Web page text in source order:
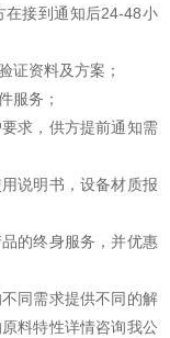
在接到通知后24-48小
证资料及方案；
服务；
求，供方提前通知需
说明书，设备材质报
的终身服务，并优惠
同需求提供不同的解
料特性详情咨询我公